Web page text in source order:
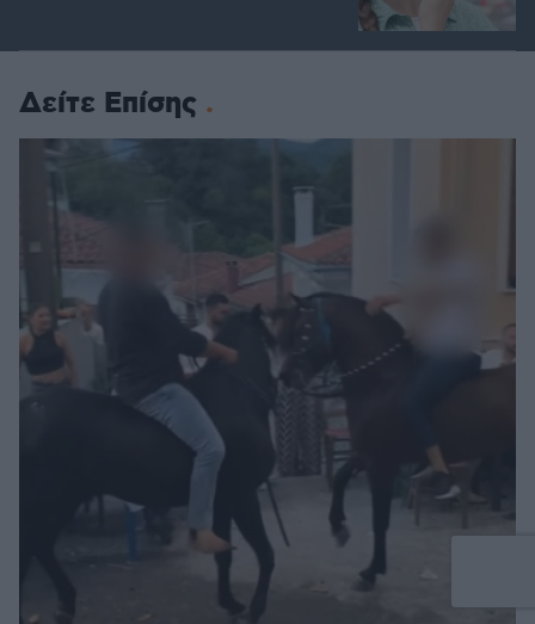
Δείτε Επίσης